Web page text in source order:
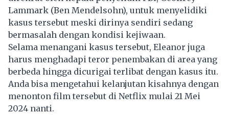
Lammark (Ben Mendelsohn), untuk menyelidiki
kasus tersebut meski dirinya sendiri sedang
bermasalah dengan kondisi kejiwaan.
Selama menangani kasus tersebut, Eleanor juga
harus menghadapi teror penembakan di area yang
berbeda hingga dicurigai terlibat dengan kasus itu.
Anda bisa mengetahui kelanjutan kisahnya dengan
menonton film tersebut di Netflix mulai 21 Mei
2024 nanti.